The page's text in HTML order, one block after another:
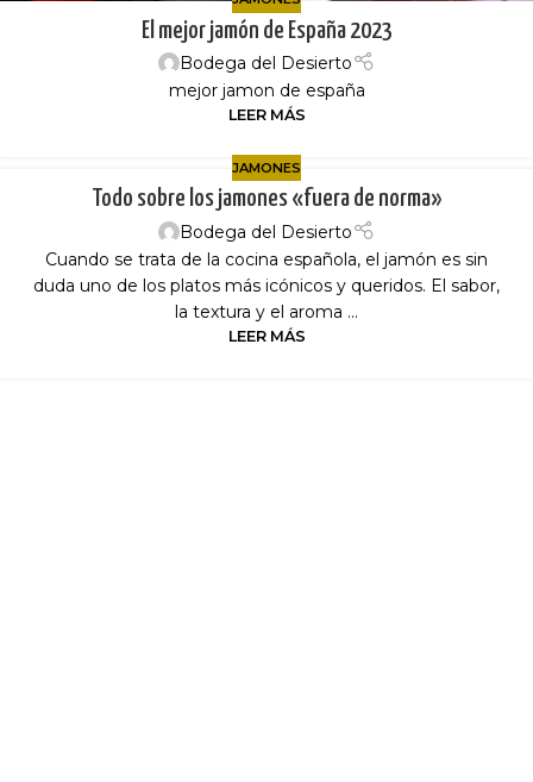
El mejor jamón de España 2023
Bodega del Desierto
mejor jamon de españa
LEER MÁS
JAMONES
Todo sobre los jamones «fuera de norma»
Bodega del Desierto
Cuando se trata de la cocina española, el jamón es sin
duda uno de los platos más icónicos y queridos. El sabor,
la textura y el aroma ...
LEER MÁS